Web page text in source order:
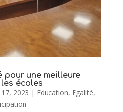
pour une meilleure
écoles
17, 2023 | Education, Egalité,